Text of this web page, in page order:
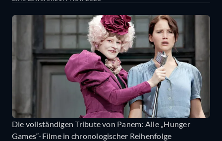
Die vollständigen Tribute von Panem: Alle „Hunger
Games“-Filme in chronologischer Reihenfolge